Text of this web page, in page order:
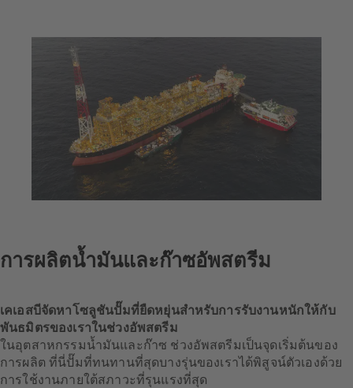
การผลิตน้ำมันและก๊าซอัพสตรีม
เคเอสบีจัดหาโซลูชันปั๊มที่ยืดหยุ่นสำหรับการรับงานหนักให้กับ
พันธมิตรของเราในช่วงอัพสตรีม
ในอุตสาหกรรมน้ำมันและก๊าซ ช่วงอัพสตรีมเป็นจุดเริ่มต้นของ
การผลิต ที่นี่ปั๊มที่ทนทานที่สุดบางรุ่นของเราได้พิสูจน์ตัวเองด้วย
การใช้งานภายใต้สภาวะที่รุนแรงที่สุด